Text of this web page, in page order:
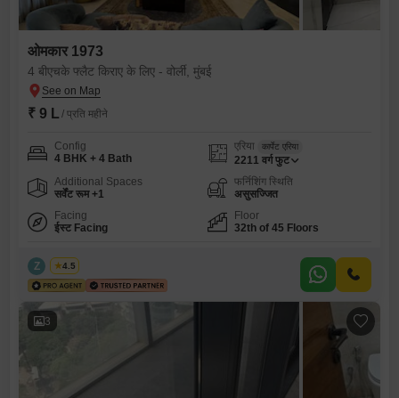
ओमकार 1973
4 बीएचके फ्लैट किराए के लिए - वोर्ली, मुंबई
₹ 9 L / प्रति महीने
Config
4 BHK + 4 Bath
एरिया कार्पेट एरिया
2211 वर्ग फुट
Additional Spaces
सर्वेंट रूम +1
फर्निशिंग स्थिति
असुसज्जित
Facing
ईस्ट Facing
Floor
32th of 45 Floors
Z Zeltro
4.5
3